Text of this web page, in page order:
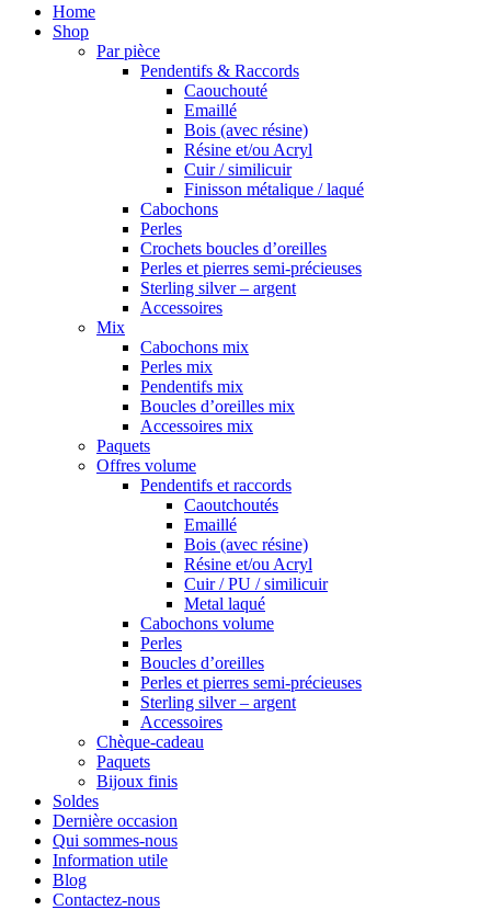
Home
Shop
Par pièce
Pendentifs & Raccords
Caouchouté
Emaillé
Bois (avec résine)
Résine et/ou Acryl
Cuir / similicuir
Finisson métalique / laqué
Cabochons
Perles
Crochets boucles d’oreilles
Perles et pierres semi-précieuses
Sterling silver – argent
Accessoires
Mix
Cabochons mix
Perles mix
Pendentifs mix
Boucles d’oreilles mix
Accessoires mix
Paquets
Offres volume
Pendentifs et raccords
Caoutchoutés
Emaillé
Bois (avec résine)
Résine et/ou Acryl
Cuir / PU / similicuir
Metal laqué
Cabochons volume
Perles
Boucles d’oreilles
Perles et pierres semi-précieuses
Sterling silver – argent
Accessoires
Chèque-cadeau
Paquets
Bijoux finis
Soldes
Dernière occasion
Qui sommes-nous
Information utile
Blog
Contactez-nous